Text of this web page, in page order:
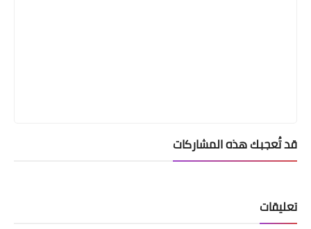
قد تُعجبك هذه المشاركات
تعليقات